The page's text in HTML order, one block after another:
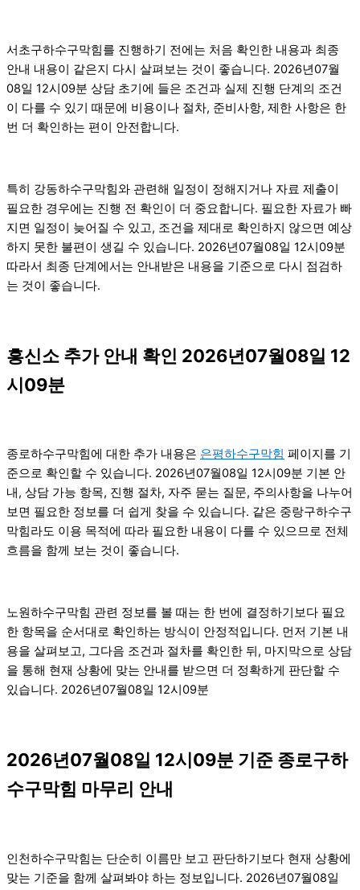
서초구하수구막힘를 진행하기 전에는 처음 확인한 내용과 최종
안내 내용이 같은지 다시 살펴보는 것이 좋습니다. 2026년07월
08일 12시09분 상담 초기에 들은 조건과 실제 진행 단계의 조건
이 다를 수 있기 때문에 비용이나 절차, 준비사항, 제한 사항은 한
번 더 확인하는 편이 안전합니다.
특히 강동하수구막힘와 관련해 일정이 정해지거나 자료 제출이
필요한 경우에는 진행 전 확인이 더 중요합니다. 필요한 자료가 빠
지면 일정이 늦어질 수 있고, 조건을 제대로 확인하지 않으면 예상
하지 못한 불편이 생길 수 있습니다. 2026년07월08일 12시09분
따라서 최종 단계에서는 안내받은 내용을 기준으로 다시 점검하
는 것이 좋습니다.
흥신소 추가 안내 확인 2026년07월08일 12
시09분
종로하수구막힘에 대한 추가 내용은 은평하수구막힘 페이지를 기
준으로 확인할 수 있습니다. 2026년07월08일 12시09분 기본 안
내, 상담 가능 항목, 진행 절차, 자주 묻는 질문, 주의사항을 나누어
보면 필요한 정보를 더 쉽게 찾을 수 있습니다. 같은 중랑구하수구
막힘라도 이용 목적에 따라 필요한 내용이 다를 수 있으므로 전체
흐름을 함께 보는 것이 좋습니다.
노원하수구막힘 관련 정보를 볼 때는 한 번에 결정하기보다 필요
한 항목을 순서대로 확인하는 방식이 안정적입니다. 먼저 기본 내
용을 살펴보고, 그다음 조건과 절차를 확인한 뒤, 마지막으로 상담
을 통해 현재 상황에 맞는 안내를 받으면 더 정확하게 판단할 수
있습니다. 2026년07월08일 12시09분
2026년07월08일 12시09분 기준 종로구하
수구막힘 마무리 안내
인천하수구막힘는 단순히 이름만 보고 판단하기보다 현재 상황에
맞는 기준을 함께 살펴봐야 하는 정보입니다. 2026년07월08일